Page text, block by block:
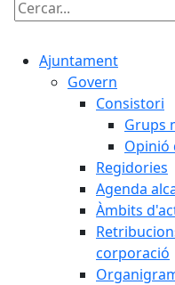
Cercar:
Ajuntament
Govern
Consistori
Grups
Opinió
Regidories
Agenda
Àmbits
corporació